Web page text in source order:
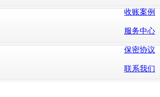
收账案例
服务中心
保密协议
联系我们